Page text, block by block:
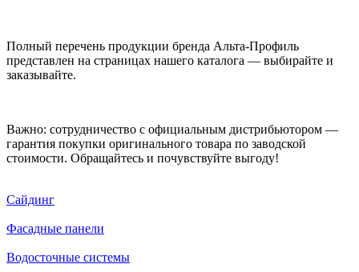
Полный перечень продукции бренда Альта-Профиль
представлен на страницах нашего каталога — выбирайте и
заказывайте.
Важно: сотрудничество с официальным дистрибьютором —
гарантия покупки оригинального товара по заводской
стоимости. Обращайтесь и почувствуйте выгоду!
Сайдинг
Фасадные панели
Водосточные системы